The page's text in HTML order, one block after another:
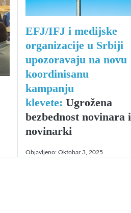
EFJ/IFJ i medijske
organizacije u Srbiji
upozoravaju na novu
koordinisanu
kampanju
klevete: Ugrožena
bezbednost novinara i
novinarki
Objavljeno: Oktobar 3, 2025